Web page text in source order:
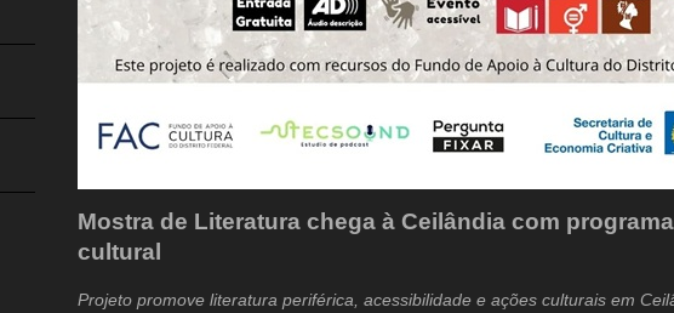
Mostra de Literatura chega à Ceilândia com
cultural
Projeto promove literatura periférica, acessibilidade e ações culturais em